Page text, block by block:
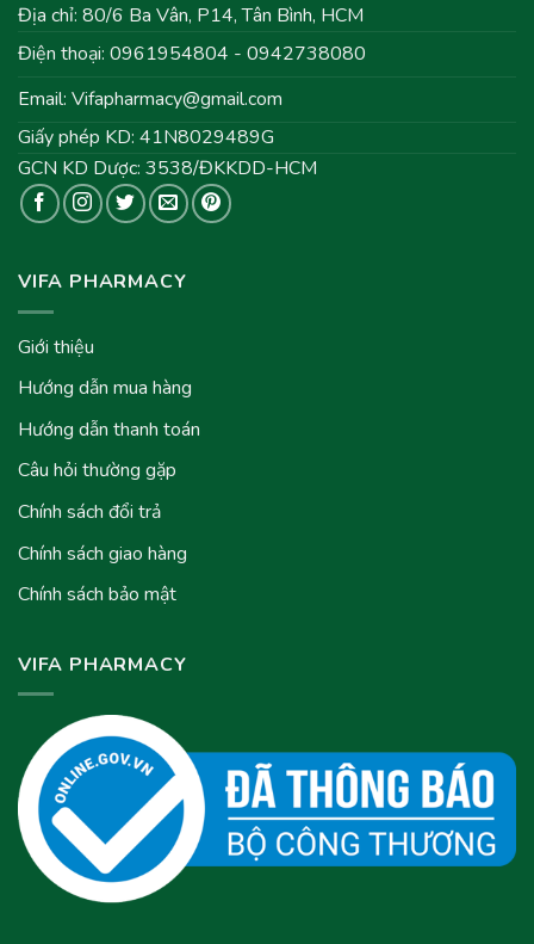
Địa chỉ: 80/6 Ba Vân, P14, Tân Bình, HCM
Điện thoại: 0961954804 - 0942738080
Email: Vifapharmacy@gmail.com
Giấy phép KD: 41N8029489G
GCN KD Dược: 3538/ĐKKDD-HCM
VIFA PHARMACY
Giới thiệu
Hướng dẫn mua hàng
Hướng dẫn thanh toán
Câu hỏi thường gặp
Chính sách đổi trả
Chính sách giao hàng
Chính sách bảo mật
VIFA PHARMACY